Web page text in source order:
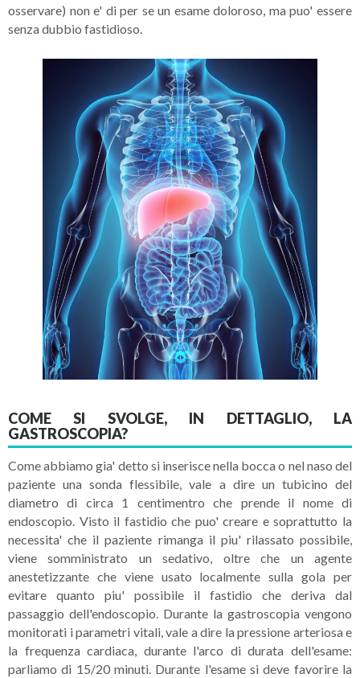
osservare) non e' di per se un esame doloroso, ma puo' essere
senza dubbio fastidioso.
COME SI SVOLGE, IN DETTAGLIO, LA
GASTROSCOPIA?
Come abbiamo gia' detto si inserisce nella bocca o nel naso del
paziente una sonda flessibile, vale a dire un tubicino del
diametro di circa 1 centimentro che prende il nome di
endoscopio. Visto il fastidio che puo' creare e soprattutto la
necessita' che il paziente rimanga il piu' rilassato possibile,
viene somministrato un sedativo, oltre che un agente
anestetizzante che viene usato localmente sulla gola per
evitare quanto piu' possibile il fastidio che deriva dal
passaggio dell'endoscopio. Durante la gastroscopia vengono
monitorati i parametri vitali, vale a dire la pressione arteriosa e
la frequenza cardiaca, durante l'arco di durata dell'esame:
parliamo di 15/20 minuti. Durante l'esame si deve favorire la